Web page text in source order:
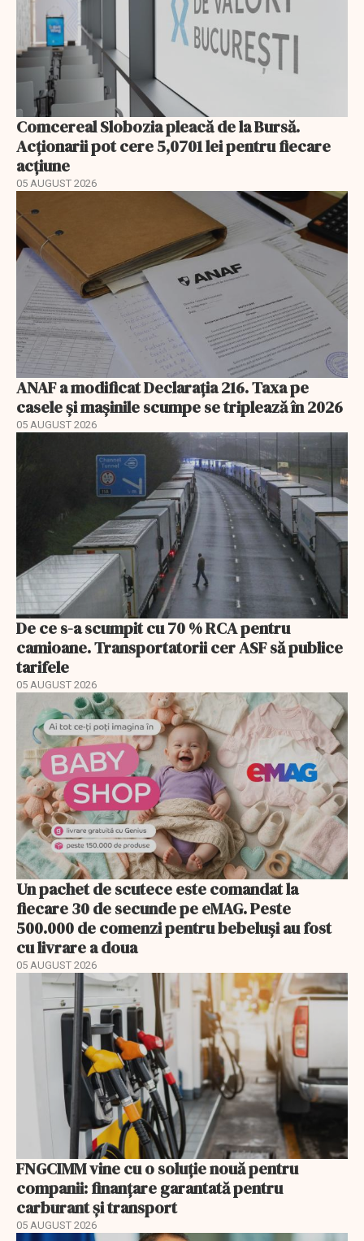
Comcereal Slobozia pleacă de la Bursă.
Acționarii pot cere 5,0701 lei pentru fiecare
acțiune
05 AUGUST 2026
ANAF a modificat Declarația 216. Taxa pe
casele și mașinile scumpe se triplează în 2026
05 AUGUST 2026
De ce s-a scumpit cu 70 % RCA pentru
camioane. Transportatorii cer ASF să publice
tarifele
05 AUGUST 2026
Un pachet de scutece este comandat la
fiecare 30 de secunde pe eMAG. Peste
500.000 de comenzi pentru bebeluși au fost
cu livrare a doua
05 AUGUST 2026
FNGCIMM vine cu o soluție nouă pentru
companii: finanțare garantată pentru
carburant și transport
05 AUGUST 2026